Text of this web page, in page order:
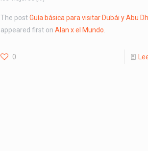
The postGuía básica para visitar Dubái y Abu
appeared first onAlan x el Mundo.
0